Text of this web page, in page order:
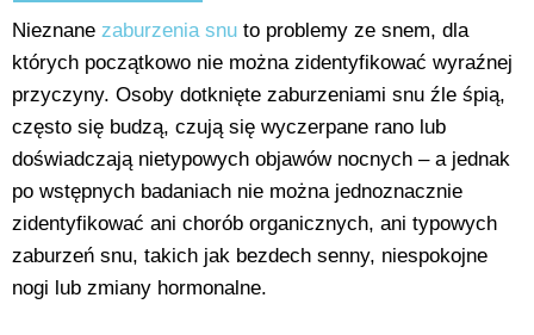
Nieznane zaburzenia snu to problemy ze snem, dla
których początkowo nie można zidentyfikować wyraźnej
przyczyny. Osoby dotknięte zaburzeniami snu źle śpią,
często się budzą, czują się wyczerpane rano lub
doświadczają nietypowych objawów nocnych – a jednak
po wstępnych badaniach nie można jednoznacznie
zidentyfikować ani chorób organicznych, ani typowych
zaburzeń snu, takich jak bezdech senny, niespokojne
nogi lub zmiany hormonalne.